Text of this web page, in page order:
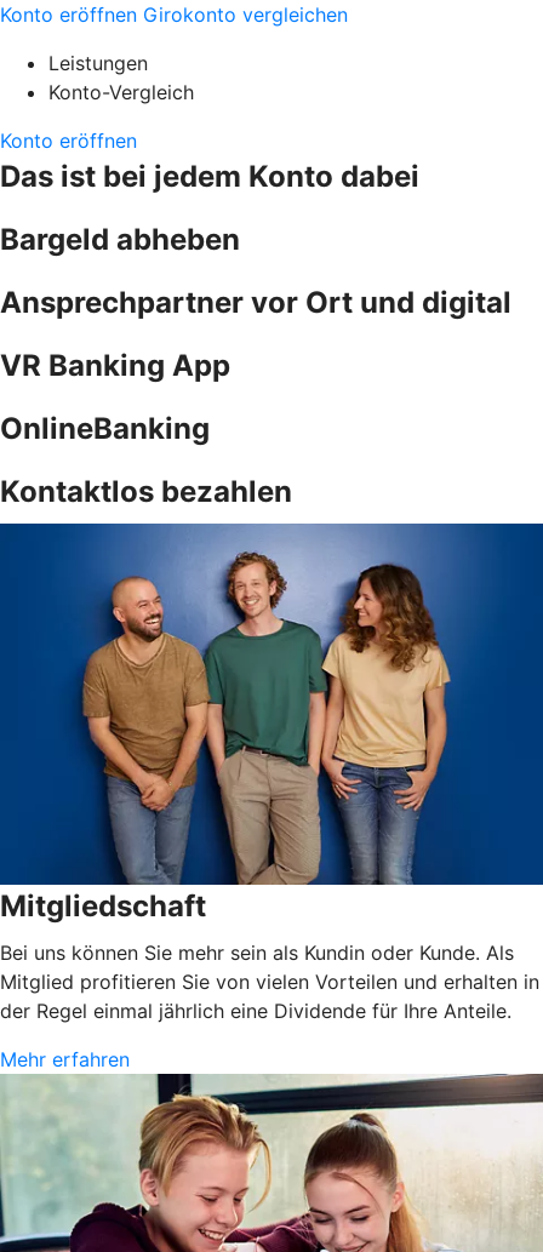
Konto eröffnen Girokonto vergleichen
Leistungen
Konto-Vergleich
Konto eröffnen
Das ist bei jedem Konto dabei
Bargeld abheben
Ansprechpartner vor Ort und digital
VR Banking App
OnlineBanking
Kontaktlos bezahlen
Mitgliedschaft
Bei uns können Sie mehr sein als Kundin oder Kunde. Als
Mitglied profitieren Sie von vielen Vorteilen und erhalten in
der Regel einmal jährlich eine Dividende für Ihre Anteile.
Mehr erfahren